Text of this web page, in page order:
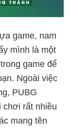
game, nam
mình là một
game để
Ngoài việc
PUBG
chơi rất nhiều
mang tên